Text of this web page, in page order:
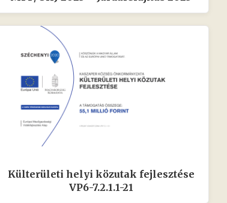
Külterületi helyi közutak fejlesztése
VP6-7.2.1.1-21